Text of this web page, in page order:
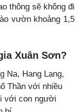
thông sẽ không đi
vườn khoảng 1,5
Xuân Sơn?
Na, Hang Lạng,
Thần với nhiều
với con người